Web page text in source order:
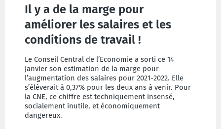
Il y a de la marge pour
améliorer les salaires et les
conditions de travail !
Le Conseil Central de l’Economie a sorti ce 14
janvier son estimation de la marge pour
l’augmentation des salaires pour 2021-2022. Elle
s’élèverait à 0,37% pour les deux ans à venir. Pour
la CNE, ce chiffre est techniquement insensé,
socialement inutile, et économiquement
dangereux.